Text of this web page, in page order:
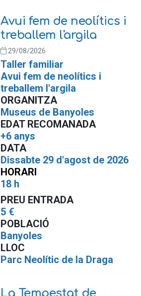
Avui fem de neolítics i
treballem l'argila
29/08/2026
Taller familiar
Avui fem de neolítics i
treballem l'argila
ORGANITZA
Museus de Banyoles
EDAT RECOMANADA
+6 anys
DATA
Dissabte 29 d'agost de 2026
HORARI
18 h
PREU ENTRADA
5 €
POBLACIÓ
Banyoles
LLOC
Parc Neolític de la Draga
La Tempestat de